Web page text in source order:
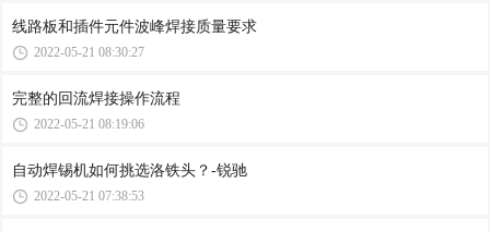
线路板和插件元件波峰焊接质量要求
2022-05-21 08:30:27
完整的回流焊接操作流程
2022-05-21 08:19:06
自动焊锡机如何挑选洛铁头？-锐驰
2022-05-21 07:38:53